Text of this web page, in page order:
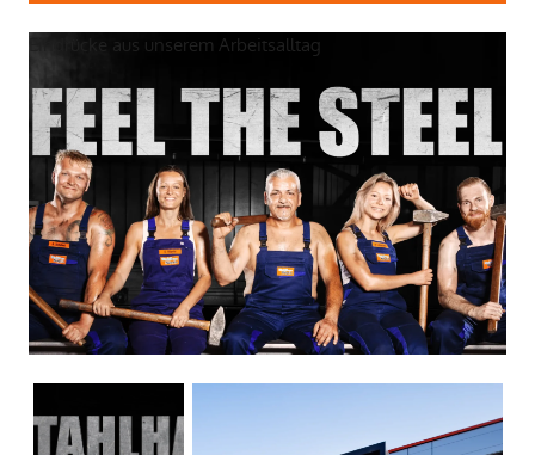
Eindrücke aus unserem Arbeitsalltag